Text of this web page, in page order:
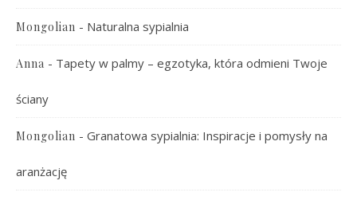
Mongolian - Naturalna sypialnia
Anna - Tapety w palmy – egzotyka, która odmieni Twoje
ściany
Mongolian - Granatowa sypialnia: Inspiracje i pomysły na
aranżację